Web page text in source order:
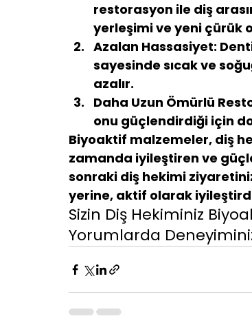
restorasyon ile diş
yerleşimi ve yeni çürük
Azalan Hassasiyet:
sayesinde sıcak ve
azalır.
Daha Uzun Ömürlü
onu güçlendirdiği için
Biyoaktif malzemeler, diş
zamanda iyileştiren ve
sonraki diş hekimi
yerine, aktif olarak
Sizin Diş Hekiminiz
Yorumlarda